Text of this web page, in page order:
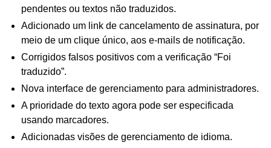
pendentes ou textos não traduzidos.
Adicionado um link de cancelamento de assinatura, por
meio de um clique único, aos e-mails de notificação.
Corrigidos falsos positivos com a verificação “Foi
traduzido”.
Nova interface de gerenciamento para administradores.
A prioridade do texto agora pode ser especificada
usando marcadores.
Adicionadas visões de gerenciamento de idioma.